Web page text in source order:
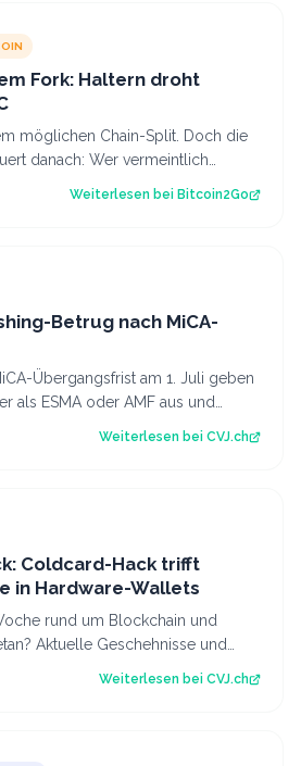
Fork: Haltern droht
möglichen Chain-Split. Doch die
danach: Wer vermeintlich
Weiterlesen bei Bitcoin2Go
Betrug nach MiCA-
Übergangsfrist am 1. Juli geben
als ESMA oder AMF aus und
Weiterlesen bei CVJ.ch
Coldcard-Hack trifft
in Hardware-Wallets
rund um Blockchain und
Aktuelle Geschehnisse und
Wochenrückblick. Der…
Weiterlesen bei CVJ.ch